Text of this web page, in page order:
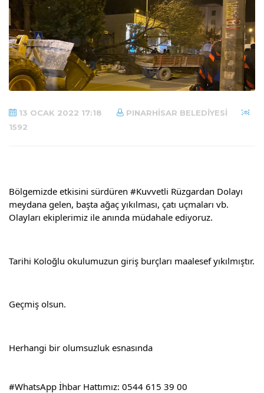
13 OCAK 2022 17:18
PINARHISAR BELEDIYESI
1592
Bölgemizde etkisini sürdüren #Kuvvetli Rüzgardan Dolayı
meydana gelen, başta ağaç yıkılması, çatı uçmaları vb.
Olayları ekiplerimiz ile anında müdahale ediyoruz.
Tarihi Koloğlu okulumuzun giriş burçları maalesef yıkılmıştır.
Geçmiş olsun.
Herhangi bir olumsuzluk esnasında
#WhatsApp İhbar Hattımız: 0544 615 39 00